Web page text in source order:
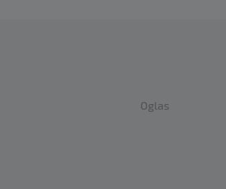
Oglas